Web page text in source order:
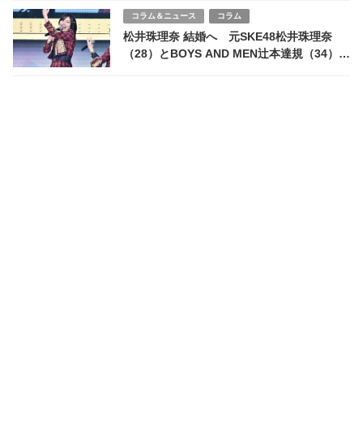
コラム＆ニュース コラム
松井珠理奈 結婚へ 元SKE48松井珠理奈
（28）とBOYS AND MEN辻本達規（34）